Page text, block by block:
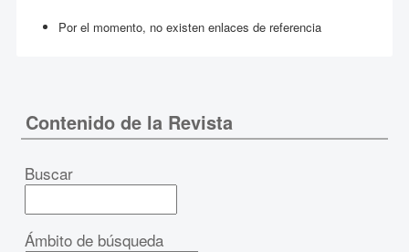
Por el momento, no existen enlaces de referencia
Contenido de la Revista
Buscar
Ámbito de búsqueda